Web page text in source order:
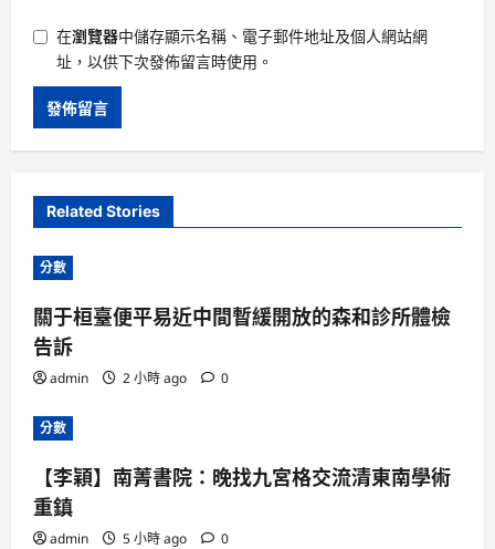
在瀏覽器中儲存顯示名稱、電子郵件地址及個人網站網
址，以供下次發佈留言時使用。
Related Stories
分數
關于桓臺便平易近中間暫緩開放的森和診所體檢
告訴
admin 2 小時 ago 0
分數
【李穎】南菁書院：晚找九宮格交流清東南學術
重鎮
admin 5 小時 ago 0